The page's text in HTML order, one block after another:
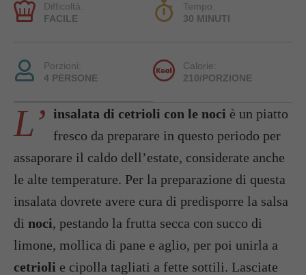
Difficoltà:
FACILE
Tempo:
30 MINUTI
Porzioni:
4 PERSONE
Calorie:
210/PORZIONE
L’ insalata di cetrioli con le noci è un piatto
fresco da preparare in questo periodo per
assaporare il caldo dell’estate, considerate anche
le alte temperature. Per la preparazione di questa
insalata dovrete avere cura di predisporre la salsa
di noci, pestando la frutta secca con succo di
limone, mollica di pane e aglio, per poi unirla a
cetrioli e cipolla tagliati a fette sottili. Lasciate